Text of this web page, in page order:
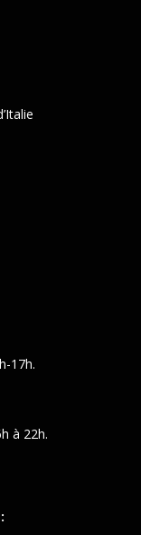
17h.
à 22h.